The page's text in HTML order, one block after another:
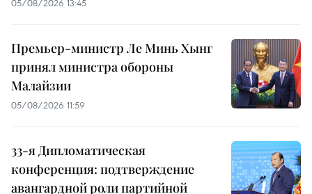
05/08/2026 13:45
Премьер-министр Ле Минь Хынг
принял министра обороны
Малайзии
05/08/2026 11:59
33-я Дипломатическая
конференция: подтверждение
авангардной роли партийной